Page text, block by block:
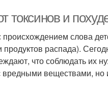
токсинов и
слова
продуктов распада).
что соблюдать их
вредными веществами,